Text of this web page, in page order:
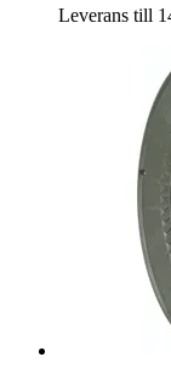
Leverans till